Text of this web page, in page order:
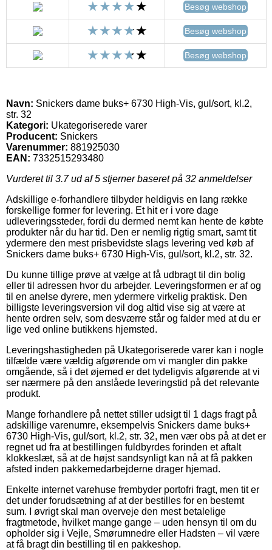
Besøg webshop
Besøg webshop
Besøg webshop
Navn: Snickers dame buks+ 6730 High-Vis, gul/sort, kl.2,
str. 32
Kategori: Ukategoriserede varer
Producent: Snickers
Varenummer: 881925030
EAN: 7332515293480
Vurderet til 3.7ud af 5 stjerner baseret på 32 anmeldelser
Adskillige e-forhandlere tilbyder heldigvis en lang række
forskellige former for levering. Et hit er i vore dage
udleveringssteder, fordi du dermed nemt kan hente de købte
produkter når du har tid. Den er nemlig rigtig smart, samt tit
ydermere den mest prisbevidste slags levering ved køb af
Snickers dame buks+ 6730 High-Vis, gul/sort, kl.2, str. 32.
Du kunne tillige prøve at vælge at få udbragt til din bolig
eller til adressen hvor du arbejder. Leveringsformen er af og
til en anelse dyrere, men ydermere virkelig praktisk. Den
billigste leveringsversion vil dog altid vise sig at være at
hente ordren selv, som desværre står og falder med at du er
lige ved online butikkens hjemsted.
Leveringshastigheden på Ukategoriserede varer kan i nogle
tilfælde være vældig afgørende om vi mangler din pakke
omgående, så i det øjemed er det tydeligvis afgørende at vi
ser nærmere på den anslåede leveringstid på det relevante
produkt.
Mange forhandlere på nettet stiller udsigt til 1 dags fragt på
adskillige varenumre, eksempelvis Snickers dame buks+
6730 High-Vis, gul/sort, kl.2, str. 32, men vær obs på at det er
regnet ud fra at bestillingen fuldbyrdes forinden et aftalt
klokkeslæt, så at de højst sandsynligt kan nå at få pakken
afsted inden pakkemedarbejderne drager hjemad.
Enkelte internet varehuse frembyder portofri fragt, men tit er
det under forudsætning af at der bestilles for en bestemt
sum. I øvrigt skal man overveje den mest betalelige
fragtmetode, hvilket mange gange – uden hensyn til om du
opholder sig i Vejle, Smørumnedre eller Hadsten – vil være
at få bragt din bestilling til en pakkeshop.